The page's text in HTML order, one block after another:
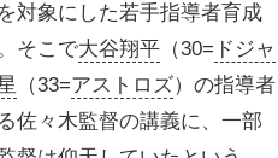
対象にした若手指導者育成
そこで大谷翔平 （30= ドジャ
（33=アストロズ）の指導者
佐々木監督の講義に、一部